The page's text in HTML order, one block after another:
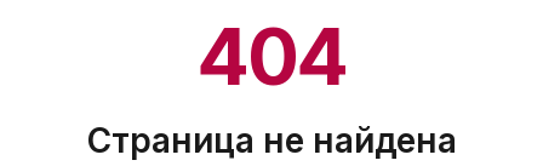
404
Страница не найдена